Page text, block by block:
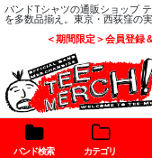
バンドTシャツの通販ショップ
を多数品揃え。東京・西荻窪の
＜期間限定＞会員登録
バンド検索 カテゴリ